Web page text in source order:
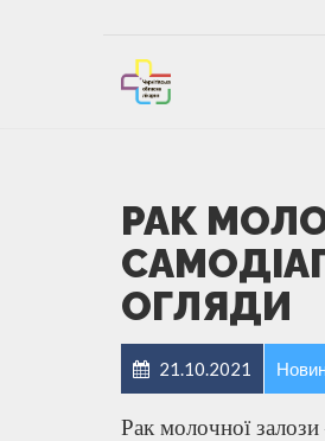
РАК
ОГЛЯДИ
21.10.2021
Рак молочної